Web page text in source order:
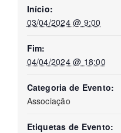
Início:
03/04/2024 @ 9:00
Fim:
04/04/2024 @ 18:00
Categoria de Evento:
Associação
Etiquetas de Evento: